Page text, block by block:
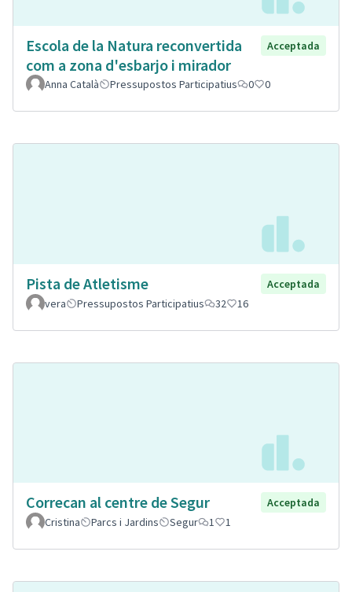
Escola de la Natura reconvertida
com a zona d'esbarjo i mirador
Acceptada
Anna Català Pressupostos Participatius 0 0
Pista de Atletisme
Acceptada
vera
Pressupostos Participatius 32 16
Correcan al centre de Segur
Acceptada
Cristina
Parcs i Jardins Segur 1 1